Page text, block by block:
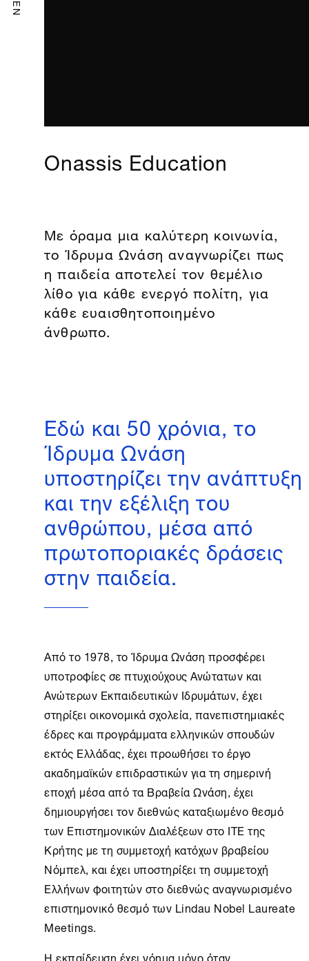
EN
Onassis Education
Με όραμα μια καλύτερη κοινωνία,
το Ίδρυμα Ωνάση αναγνωρίζει πως
η παιδεία αποτελεί τον θεμέλιο
λίθο για κάθε ενεργό πολίτη, για
κάθε ευαισθητοποιημένο
άνθρωπο.
Εδώ και 50 χρόνια, το
Ίδρυμα Ωνάση
υποστηρίζει την ανάπτυξη
και την εξέλιξη του
ανθρώπου, μέσα από
πρωτοποριακές δράσεις
στην παιδεία.
Από το 1978, τοΊδρυμα Ωνάση προσφέρει
υποτροφίες σε πτυχιούχους Ανώτατων και
Ανώτερων Εκπαιδευτικών Ιδρυμάτων, έχει
στηρίξει οικονομικά σχολεία, πανεπιστημιακές
έδρες και προγράμματα ελληνικών σπουδών
εκτός Ελλάδας, έχει προωθήσει το έργο
ακαδημαϊκών επιδραστικών για τη σημερινή
εποχή μέσα από ταΒραβεία Ωνάση, έχει
δημιουργήσει τον διεθνώς καταξιωμένο θεσμό
των Επιστημονικών Διαλέξεων στο ΙΤΕ της
Κρήτης με τη συμμετοχή κατόχων βραβείου
Νόμπελ, και έχει υποστηρίξει τη συμμετοχή
Ελλήνων φοιτητών στο διεθνώς αναγνωρισμένο
επιστημονικό θεσμό των Lindau Nobel Laureate
Meetings.
Η εκπαίδευση έχει νόημα μόνο όταν